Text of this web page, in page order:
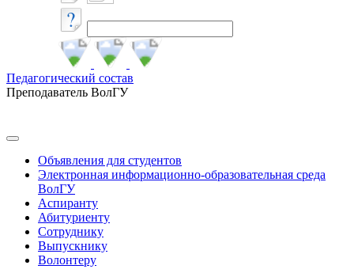
Педагогический состав
Преподаватель ВолГУ
Объявления для студентов
Электронная информационно-образовательная среда
ВолГУ
Аспиранту
Абитуриенту
Сотруднику
Выпускнику
Волонтеру